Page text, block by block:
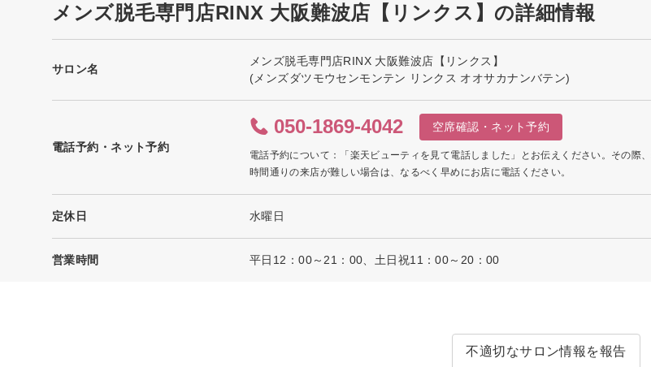
メンズ脱毛専門店RINX 大阪難波店【リンクス】の詳細情報
サロン名
メンズ脱毛専門店RINX 大阪難波店【リンクス】
(メンズダツモウセンモンテン リンクス オオサカナンバテン)
電話予約・ネット予約
050-1869-4042 空席確認・ネット予約
電話予約について：「楽天ビューティを見て電話しました」とお伝えください。その際
時間通りの来店が難しい場合は、なるべく早めにお店に電話ください。
定休日 水曜日
営業時間 平日12：00～21：00、土日祝11：00～20：00
不適切なサロン情報を報告